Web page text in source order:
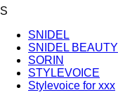
S
SNIDEL
SNIDEL BEAUTY
SORIN
STYLEVOICE
Stylevoice for xxx